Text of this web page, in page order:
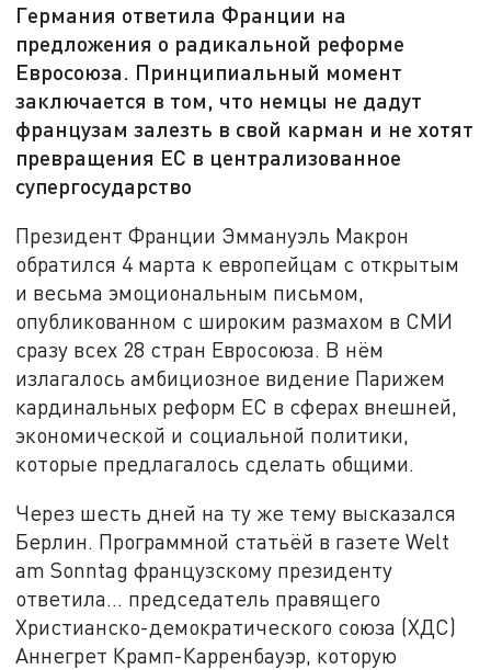
Германия ответила Франции на
предложения о радикальной реформе
Евросоюза. Принципиальный момент
заключается в том, что немцы не дадут
французам залезть в свой карман и не хотят
превращения ЕС в централизованное
супергосударство
Президент Франции Эммануэль Макрон
обратился 4 марта к европейцам с открытым
и весьма эмоциональным письмом,
опубликованном с широким размахом в СМИ
сразу всех 28 стран Евросоюза. В нём
излагалось амбициозное видение Парижем
кардинальных реформ ЕС в сферах внешней,
экономической и социальной политики,
которые предлагалось сделать общими.
Через шесть дней на ту же тему высказался
Берлин. Программной статьёй в газете Welt
am Sonntag французскому президенту
ответила... председатель правящего
Христианско-демократического союза (ХДС)
Аннегрет Крамп-Карренбауэр, которую